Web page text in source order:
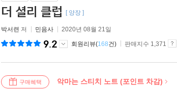
더 셜리 클럽 [ 양장 ]
박서련 저 민음사 2020년 08월 21일
9.2 회원리뷰(168건) 판매지수 1,371
구매혜택 악마는 스티치 노트 (포인트 차감)